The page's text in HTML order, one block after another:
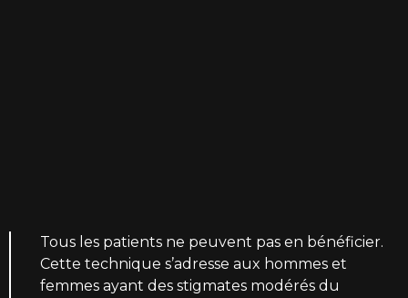
Tous les patients ne peuvent pas en bénéficier.
Cette technique s’adresse aux hommes et
femmes ayant des stigmates modérés du